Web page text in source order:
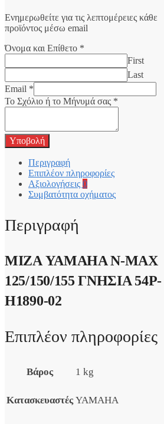
Ενημερωθείτε για τις λεπτομέρειες κάθε
προϊόντος μέσω email
Όνομα και Επίθετο *
First
Last
Email *
Το Σχόλιο ή το Μήνυμά σας *
Υποβολή
Περιγραφή
Επιπλέον πληροφορίες
Αξιολογήσεις 0
Συμβατότητα οχήματος
Περιγραφή
ΜΙΖΑ YAMAHA N-MAX
125/150/155 ΓΝΗΣΙΑ 54P-
H1890-02
Επιπλέον πληροφορίες
Βάρος 1 kg
Κατασκευαστές YAMAHA